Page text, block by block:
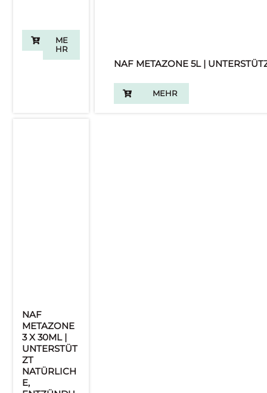
ME
HR
NAF METAZONE 5L |
MEHR
NAF
METAZONE
3 X 30ML |
UNTERSTÜT
ZT
NATÜRLICH
E,